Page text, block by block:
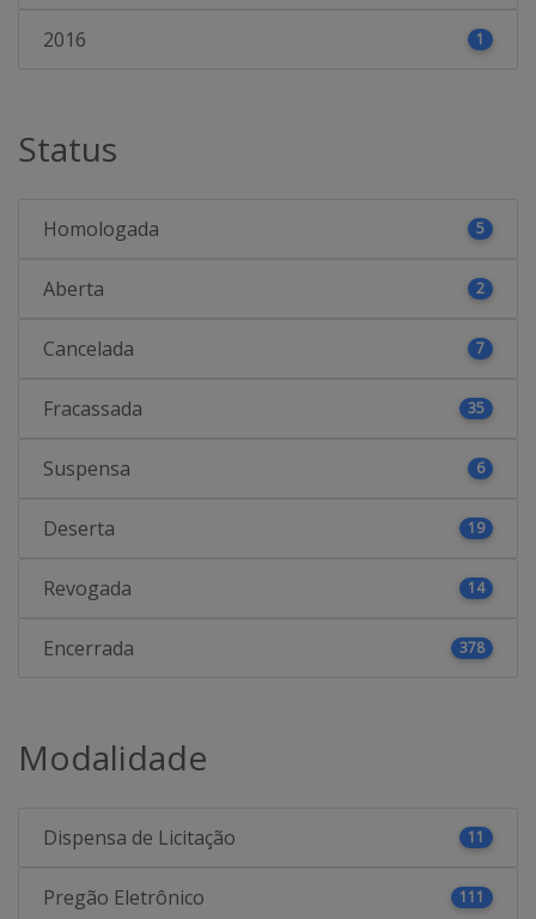
2016 1
Status
Homologada 5
Aberta 2
Cancelada 7
Fracassada 35
Suspensa 6
Deserta 19
Revogada 14
Encerrada 378
Modalidade
Dispensa de Licitação 11
Pregão Eletrônico 111